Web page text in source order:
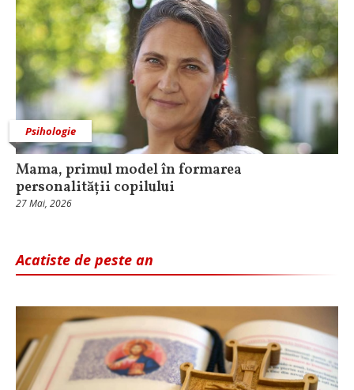
Psihologie
Mama, primul model în formarea
personalității copilului
27 Mai, 2026
Acatiste de peste an